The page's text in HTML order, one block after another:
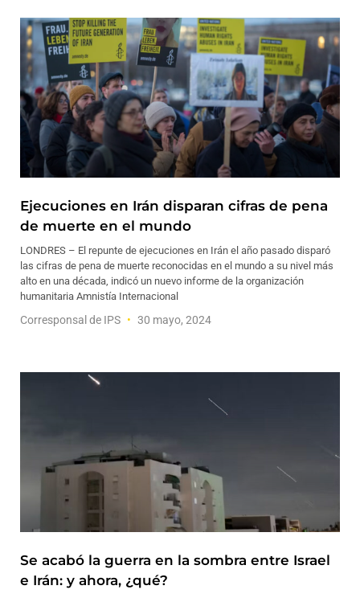
Ejecuciones en Irán disparan cifras de pena
de muerte en el mundo
LONDRES – El repunte de ejecuciones en Irán el año pasado disparó
las cifras de pena de muerte reconocidas en el mundo a su nivel más
alto en una década, indicó un nuevo informe de la organización
humanitaria Amnistía Internacional
Corresponsal de IPS 30 mayo, 2024
Se acabó la guerra en la sombra entre Israel
e Irán: y ahora, ¿qué?